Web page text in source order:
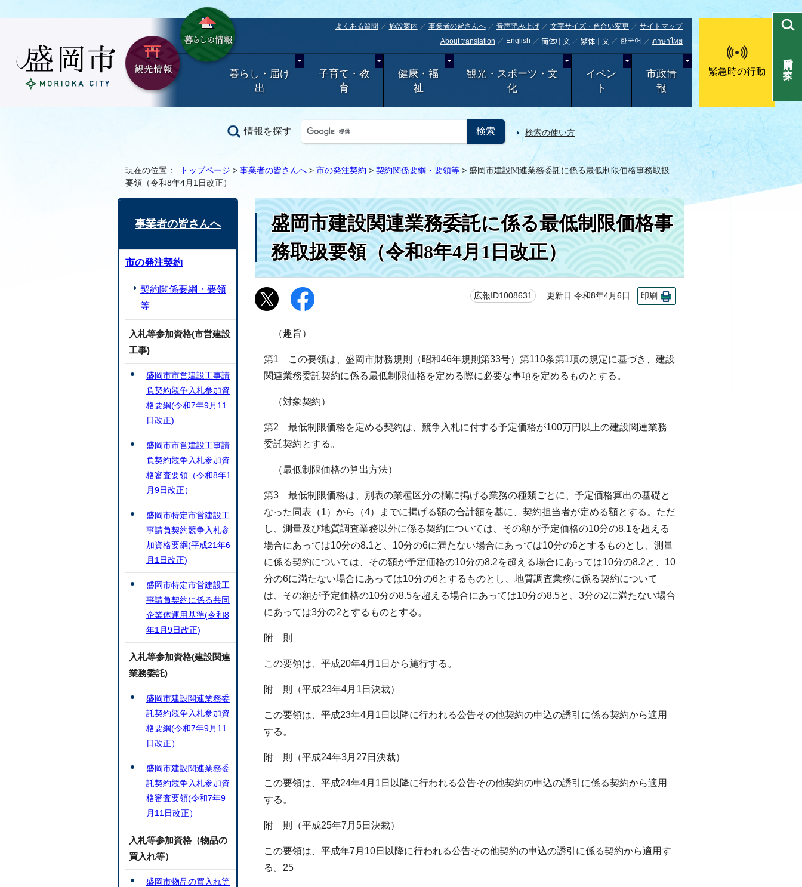
よくある質問 施設案内 事業者の皆さんへ 音声読み上げ 文字サイズ・色合い変更
サイトマップ
About translation
English 简体中文 繁体中文 한국어 ภาษาไทย
暮らし・届け
出
子育て・教
育
健康・福
祉
観光・スポーツ・文
化
イベン
ト
市政情
報
緊急時の行動
情報を探す 検索の使い方
目的別で探す
現在の位置： トップページ > 事業者の皆さんへ> 市の発注契約 > 契約関係要綱・要領等> 盛岡市建設関連業務委託に係る最低制限価格事務取扱
要領（令和8年4月1日改正）
盛岡市建設関連業務委託に係る最低制限価格事
務取扱要領（令和8年4月1日改正）
広報ID1008631 更新日 令和8年4月6日 印刷
（趣旨）
第1 この要領は、盛岡市財務規則（昭和46年規則第33号）第110条第1項の規定に基づき、建設
関連業務委託契約に係る最低制限価格を定める際に必要な事項を定めるものとする。
（対象契約）
第2 最低制限価格を定める契約は、競争入札に付する予定価格が100万円以上の建設関連業務
委託契約とする。
（最低制限価格の算出方法）
第3 最低制限価格は、別表の業種区分の欄に掲げる業務の種類ごとに、予定価格算出の基礎と
なった同表（1）から（4）までに掲げる額の合計額を基に、契約担当者が定める額とする。ただ
し、測量及び地質調査業務以外に係る契約については、その額が予定価格の10分の8.1を超える
場合にあっては10分の8.1と、10分の6に満たない場合にあっては10分の6とするものとし、測量
に係る契約については、その額が予定価格の10分の8.2を超える場合にあっては10分の8.2と、10
分の6に満たない場合にあっては10分の6とするものとし、地質調査業務に係る契約について
は、その額が予定価格の10分の8.5を超える場合にあっては10分の8.5と、3分の2に満たない場合
にあっては3分の2とするものとする。
附 則
この要領は、平成20年4月1日から施行する。
附 則（平成23年4月1日決裁）
この要領は、平成23年4月1日以降に行われる公告その他契約の申込の誘引に係る契約から適用
する。
附 則（平成24年3月27日決裁）
この要領は、平成24年4月1日以降に行われる公告その他契約の申込の誘引に係る契約から適用
する。
附 則（平成25年7月5日決裁）
この要領は、平成年7月10日以降に行われる公告その他契約の申込の誘引に係る契約から適用す
る。25
事業者の皆さんへ
市の発注契約
契約関係要綱・要領
等
入札等参加資格(市営建設
工事)
盛岡市市営建設工事請
負契約競争入札参加資
格要綱(令和7年9月11
日改正)
盛岡市市営建設工事請
負契約競争入札参加資
格審査要領（令和8年1
月9日改正）
盛岡市特定市営建設工
事請負契約競争入札参
加資格要綱(平成21年6
月1日改正)
盛岡市特定市営建設工
事請負契約に係る共同
企業体運用基準(令和8
年1月9日改正)
入札等参加資格(建設関連
業務委託)
盛岡市建設関連業務委
託契約競争入札参加資
格要綱(令和7年9月11
日改正）
盛岡市建設関連業務委
託契約競争入札参加資
格審査要領(令和7年9
月11日改正）
入札等参加資格（物品の
買入れ等）
盛岡市物品の買入れ等